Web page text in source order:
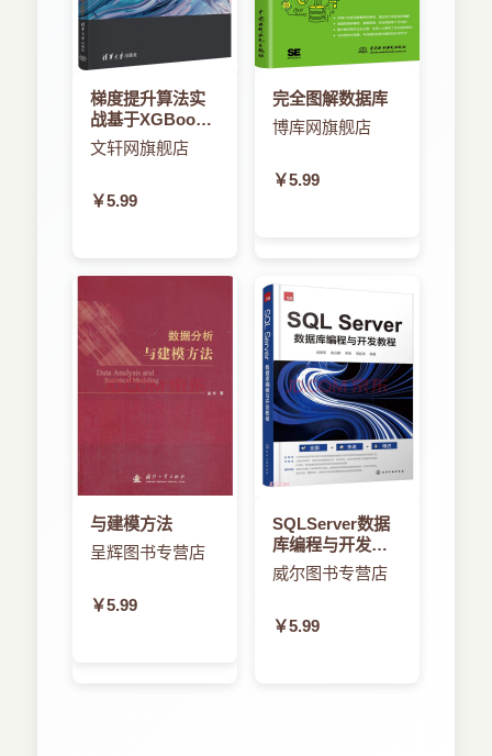
梯度提升算法实
战基于XGBoost
和scikit-learn
文轩网旗舰店
￥5.99
完全图解数据库
博库网旗舰店
￥5.99
与建模方法
呈辉图书专营店
￥5.99
SQLServer数据
库编程与开发教
程
威尔图书专营店
￥5.99